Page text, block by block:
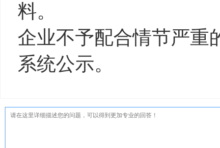
料。
企业不予配合情节严重
系统公示。